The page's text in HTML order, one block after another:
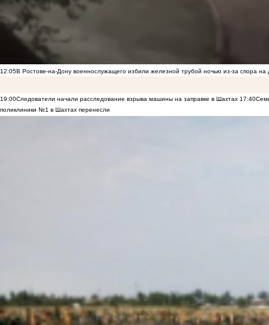
12:05В Ростове-на-Дону военнослужащего избили железной трубой ночью из-за спора на
19:00Следователи начали расследование взрыва машины на заправке в Шахтах 17:40
поликлиники №1 в Шахтах перенесли